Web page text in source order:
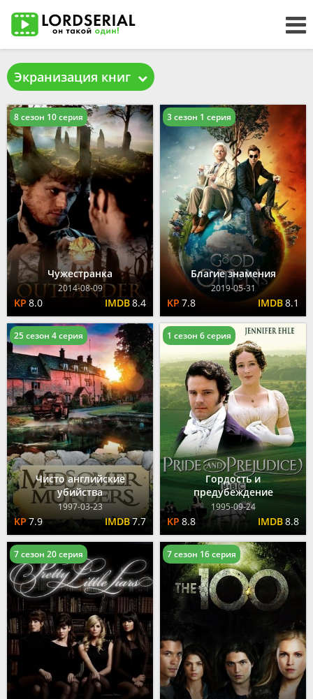
Экранизация книг
Чужестранка
2014-08-09
8.0 8.4
8 сезон 10 серия
Благие знамения
2019-05-31
7.8 8.1
3 сезон 1 серия
Чисто английские
убийства
1997-03-23
7.9 7.7
25 сезон 4 серия
Гордость и
предубеждение
1995-09-24
8.8 8.8
1 сезон 6 серия
7 сезон 20 серия 7 сезон 16 серия